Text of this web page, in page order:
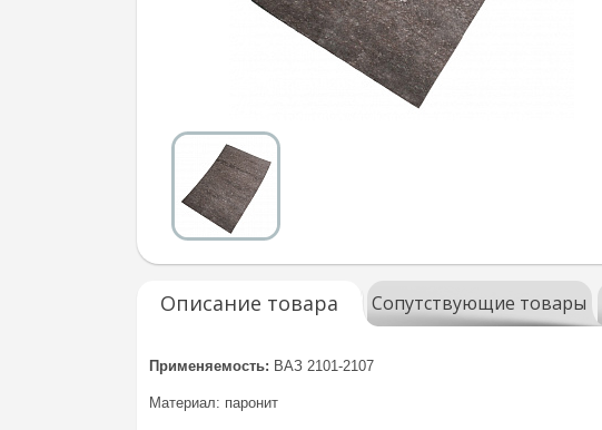
Описание товара Сопутствующие товары
Применяемость: ВАЗ 2101-2107
Материал: паронит